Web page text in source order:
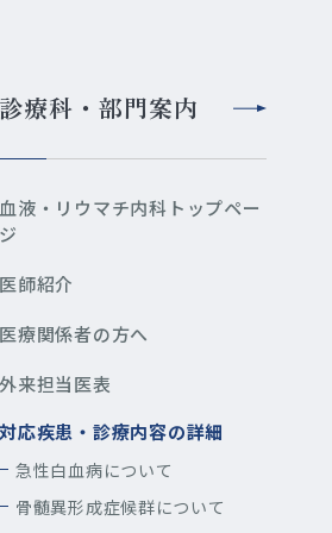
診療科・部門案内
血液・リウマチ内科トップペー
ジ
医師紹介
医療関係者の方へ
外来担当医表
対応疾患・診療内容の詳細
急性白血病について
骨髄異形成症候群について